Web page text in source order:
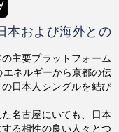
本および海外との
主要プラットフォーム
ネルギーから京都の伝
日本人シングルを結び
名古屋にいても、日本
る相性の良い人々とつ